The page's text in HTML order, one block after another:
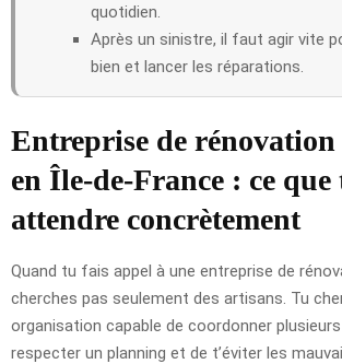
quotidien.
Après un sinistre, il faut agir vite
bien et lancer les réparations.
Entreprise de rénovation
en Île-de-France : ce
attendre concrètement
Quand tu fais appel à une entreprise de
cherches pas seulement des artisans. Tu
organisation capable de coordonner
respecter un planning et de t’éviter les